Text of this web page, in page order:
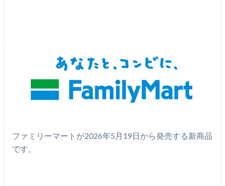
ファミリーマートが2026年5月19日から発売する新商品
です。